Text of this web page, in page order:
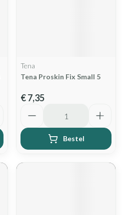
Tena
Tena Proskin Fix Small 5
€ 7,35
Bestel